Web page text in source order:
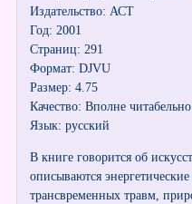
Издательство: АСТ
Год: 2001
Страниц: 291
Формат: DJVU
Размер: 4.75
Качество: Вполне читабельно
Язык: русский
В книге говорится об
описываются
трансвременных травм,